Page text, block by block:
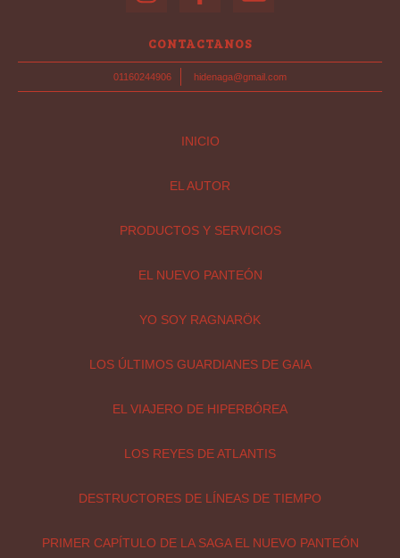
CONTACTANOS
01160244906 hidenaga@gmail.com
INICIO
EL AUTOR
PRODUCTOS Y SERVICIOS
EL NUEVO PANTEÓN
YO SOY RAGNARÖK
LOS ÚLTIMOS GUARDIANES DE GAIA
EL VIAJERO DE HIPERBÓREA
LOS REYES DE ATLANTIS
DESTRUCTORES DE LÍNEAS DE TIEMPO
PRIMER CAPÍTULO DE LA SAGA EL NUEVO PANTEÓN